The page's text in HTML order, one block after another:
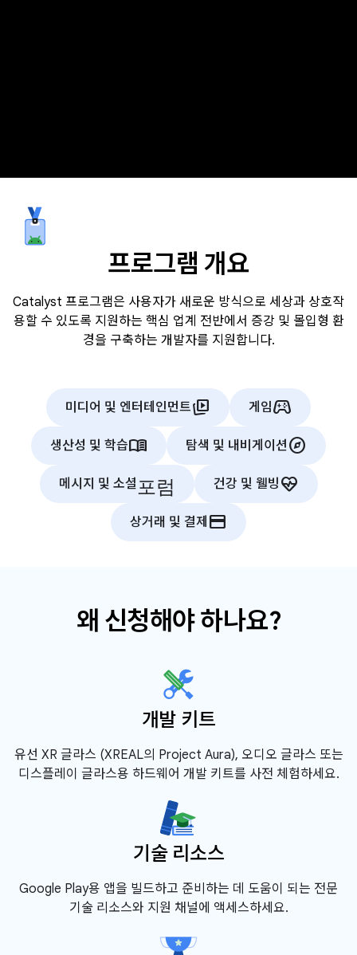
프로그램 개요
Catalyst 프로그램은 사용자가 새로운 방식으로 세상과 상호작
용할 수 있도록 지원하는 핵심 업계 전반에서 증강 및 몰입형 환
경을 구축하는 개발자를 지원합니다.
미디어 및 엔터테인먼트animated_images 게임stadia_controller
생산성 및 학습menu_book 탐색 및 내비게이션explore
메시지 및 소셜 포럼 건강 및 웰빙 ecg_heart
상거래 및 결제 credit_card
왜 신청해야 하나요?
개발 키트
유선 XR 글라스 (XREAL의 Project Aura), 오디오 글라스 또는
디스플레이 글라스용 하드웨어 개발 키트를 사전 체험하세요.
기술 리소스
Google Play용 앱을 빌드하고 준비하는 데 도움이 되는 전문
기술 리소스와 지원 채널에 액세스하세요.